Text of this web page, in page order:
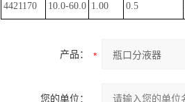
4421170 10.0-60.0 1.00 0.5
产品：
您的单位：